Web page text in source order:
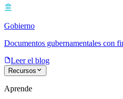
Gobierno
Documentos gubernamentales con
Leer el blog
Recursos
Aprende